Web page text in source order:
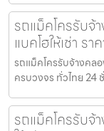
รถแม็คโครรับจ้
แบคโฮให้เช่า รา
รถแม็คโครรับจ้างคลอ
ครบวงจร ทั่วไทย 24
รถแม็คโครรับจ้